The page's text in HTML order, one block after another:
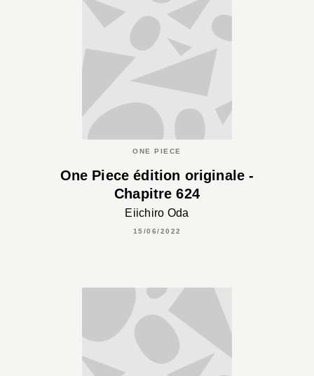
ONE PIECE
One Piece édition originale -
Chapitre 624
Eiichiro Oda
15/06/2022